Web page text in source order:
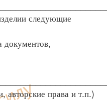
следующие
документов,
права и т.п.)